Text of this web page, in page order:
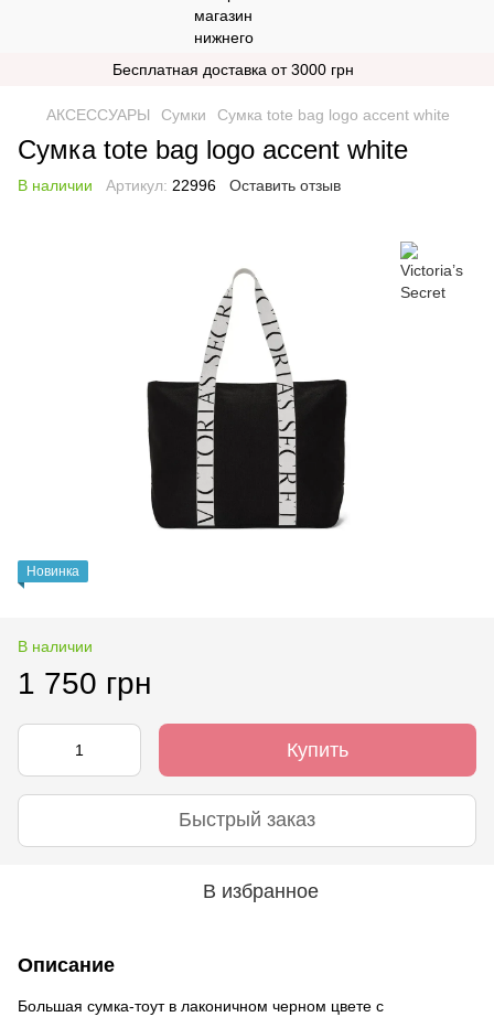
Бесплатная доставка от 3000 грн
АКСЕССУАРЫ Сумки Сумка tote bag logo accent white
Сумка tote bag logo accent white
В наличии Артикул: 22996 Оставить отзыв
Новинка
В наличии
1 750 грн
Купить
Быстрый заказ
В избранное
Описание
Большая сумка-тоут в лаконичном черном цвете с